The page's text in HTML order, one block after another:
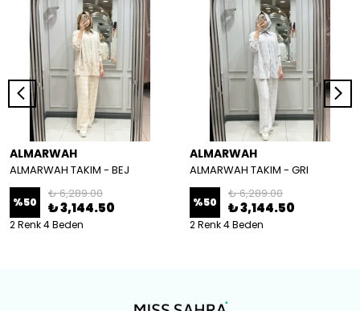
ALMARWAH
ALMARWAH TAKIM - BEJ
%50
₺ 6,289.00
₺ 3,144.50
2 Renk 4 Beden
ALMARWAH
ALMARWAH TAKIM - GRI
%50
₺ 6,289.00
₺ 3,144.50
2 Renk 4 Beden